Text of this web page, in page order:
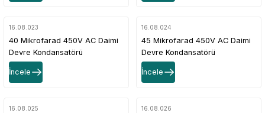
16.08.023
40 Mikrofarad 450V AC Daimi
Devre Kondansatörü
İncele
16.08.024
45 Mikrofarad 450V AC Daimi
Devre Kondansatörü
İncele
16.08.025 16.08.026